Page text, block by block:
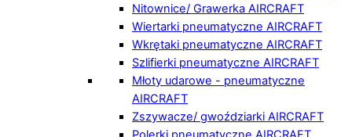
Nitownice/ Grawerka AIRCRAFT
Wiertarki pneumatyczne AIRCRAFT
Wkrętaki pneumatyczne AIRCRAFT
Szlifierki pneumatyczne AIRCRAFT
Młoty udarowe - pneumatyczne
AIRCRAFT
Zszywacze/ gwoździarki AIRCRAFT